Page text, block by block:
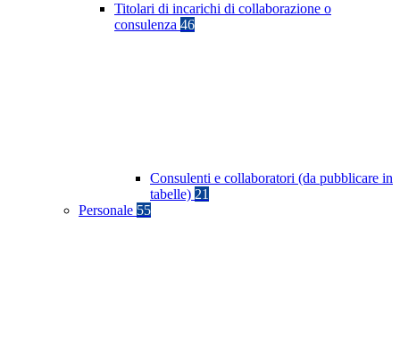
Titolari di incarichi di collaborazione o
consulenza 46
Consulenti e collaboratori (da pubblicare in
tabelle) 21
Personale 55